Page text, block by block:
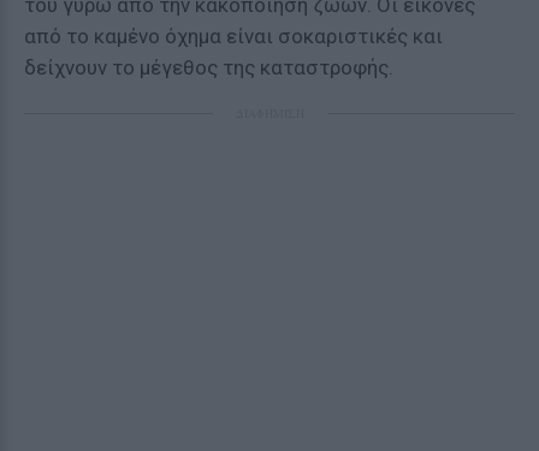
του γύρω από την κακοποίηση ζώων. Οι εικόνες
από το καμένο όχημα είναι σοκαριστικές και
δείχνουν το μέγεθος της καταστροφής.